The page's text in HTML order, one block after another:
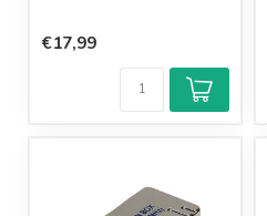
€17,99